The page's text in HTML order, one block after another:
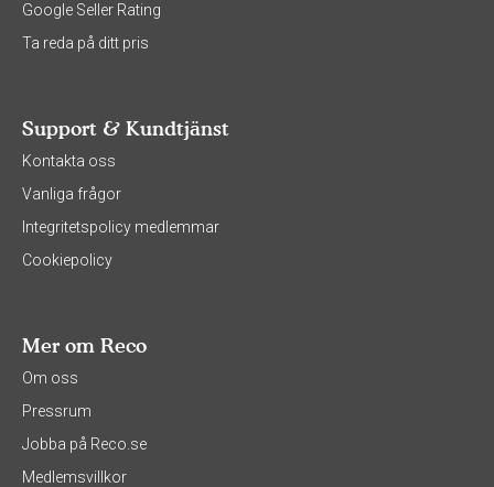
Google Seller Rating
Ta reda på ditt pris
Support & Kundtjänst
Kontakta oss
Vanliga frågor
Integritetspolicy medlemmar
Cookiepolicy
Mer om Reco
Om oss
Pressrum
Jobba på Reco.se
Medlemsvillkor